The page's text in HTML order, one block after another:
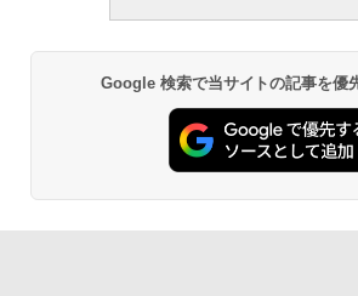
Google 検索で当サイトの記事を優